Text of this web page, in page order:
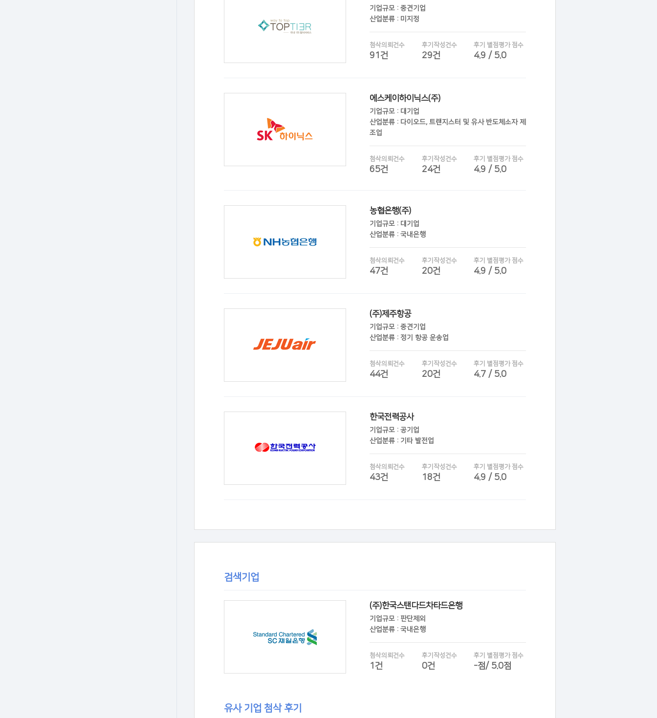
기업규모 : 중견기업
산업분류 : 미지정
첨삭의뢰건수
91건
후기작성건수
29건
후기 별점평가 점수
4.9 / 5.0
에스케이하이닉스(주)
기업규모 : 대기업
산업분류 : 다이오드, 트랜지스터 및 유사 반도체소자 제
조업
첨삭의뢰건수
65건
후기작성건수
24건
후기 별점평가 점수
4.9 / 5.0
농협은행(주)
기업규모 : 대기업
산업분류 : 국내은행
첨삭의뢰건수
47건
후기작성건수
20건
후기 별점평가 점수
4.9 / 5.0
(주)제주항공
기업규모 : 중견기업
산업분류 : 정기 항공 운송업
첨삭의뢰건수
44건
후기작성건수
20건
후기 별점평가 점수
4.7 / 5.0
한국전력공사
기업규모 : 공기업
산업분류 : 기타 발전업
첨삭의뢰건수
43건
후기작성건수
18건
후기 별점평가 점수
4.9 / 5.0
검색기업
(주)한국스탠다드차타드은행
기업규모 : 판단제외
산업분류 : 국내은행
첨삭의뢰건수
1건
후기작성건수
0건
후기 별점평가 점수
-점/ 5.0점
유사 기업 첨삭 후기